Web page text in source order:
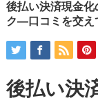
後払い決済現金
ク—口コミを交え
後払い決